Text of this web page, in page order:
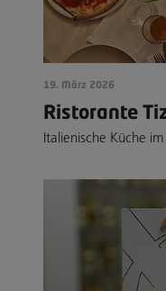
19. März 2026
Ristorante
Italienische Küche